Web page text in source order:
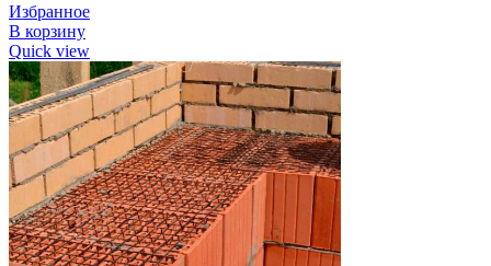
Избранное
В корзину
Quick view